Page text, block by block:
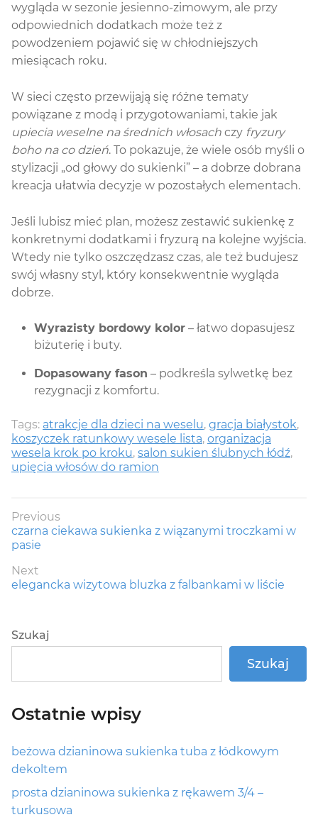
wygląda w sezonie jesienno-zimowym, ale przy
odpowiednich dodatkach może też z
powodzeniem pojawić się w chłodniejszych
miesiącach roku.
W sieci często przewijają się różne tematy
powiązane z modą i przygotowaniami, takie jak
upiecia weselne na średnich włosach czy fryzury
boho na co dzień. To pokazuje, że wiele osób myśli o
stylizacji „od głowy do sukienki” – a dobrze dobrana
kreacja ułatwia decyzje w pozostałych elementach.
Jeśli lubisz mieć plan, możesz zestawić sukienkę z
konkretnymi dodatkami i fryzurą na kolejne wyjścia.
Wtedy nie tylko oszczędzasz czas, ale też budujesz
swój własny styl, który konsekwentnie wygląda
dobrze.
Wyrazisty bordowy kolor – łatwo dopasujesz
biżuterię i buty.
Dopasowany fason – podkreśla sylwetkę bez
rezygnacji z komfortu.
Tags: atrakcje dla dzieci na weselu, gracja białystok,
koszyczek ratunkowy wesele lista, organizacja
wesela krok po kroku, salon sukien ślubnych łódź,
upięcia włosów do ramion
Nawigacja
wpisu
Previous
Previous
post:
czarna ciekawa sukienka z wiązanymi troczkami w
pasie
Next
Next
elegancka wizytowa bluzka z falbankami w liście
Szukaj
Szukaj
Ostatnie wpisy
beżowa dzianinowa sukienka tuba z łódkowym
dekoltem
prosta dzianinowa sukienka z rękawem 3/4 –
turkusowa